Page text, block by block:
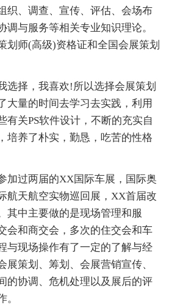
织、调查、宣传、评估、会场布
调与服务等相关专业知识理论。
划师(高级)资格证和全国会展策划
选择，我喜欢!所以选择会展策划
大量的时间去学习去实践，利用
有关PS软件设计，不断的充实自
培养了朴实，勤恳，吃苦的性格
加过两届的XX国际车展，国际奥
航天航空实物巡回展，XX首届改
其中主要做的是现场管理和服
会和商交会，多次的住交会和车
与现场操作有了一定的了解与经
展策划、筹划、会展营销宣传、
的协调、危机处理以及展后的评
。